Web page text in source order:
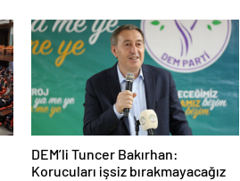
DEM’li Tuncer Bakırhan:
Korucuları işsiz bırakmayacağız